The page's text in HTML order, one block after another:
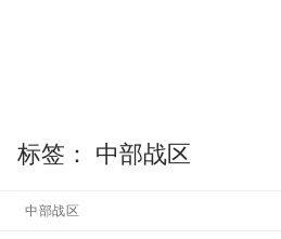
标签： 中部战区
中部战区